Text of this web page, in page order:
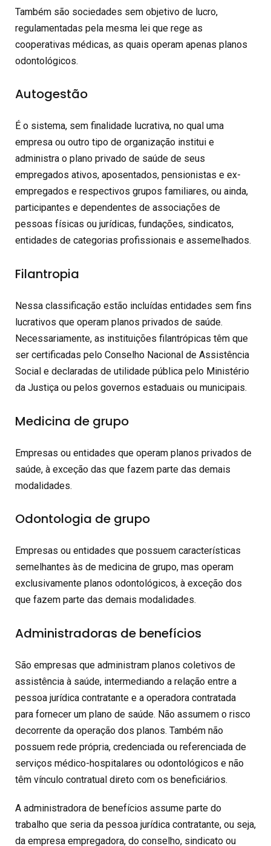
Também são sociedades sem objetivo de lucro,
regulamentadas pela mesma lei que rege as
cooperativas médicas, as quais operam apenas planos
odontológicos.
Autogestão
É o sistema, sem finalidade lucrativa, no qual uma
empresa ou outro tipo de organização institui e
administra o plano privado de saúde de seus
empregados ativos, aposentados, pensionistas e ex-
empregados e respectivos grupos familiares, ou ainda,
participantes e dependentes de associações de
pessoas físicas ou jurídicas, fundações, sindicatos,
entidades de categorias profissionais e assemelhados.
Filantropia
Nessa classificação estão incluídas entidades sem fins
lucrativos que operam planos privados de saúde.
Necessariamente, as instituições filantrópicas têm que
ser certificadas pelo Conselho Nacional de Assistência
Social e declaradas de utilidade pública pelo Ministério
da Justiça ou pelos governos estaduais ou municipais.
Medicina de grupo
Empresas ou entidades que operam planos privados de
saúde, à exceção das que fazem parte das demais
modalidades.
Odontologia de grupo
Empresas ou entidades que possuem características
semelhantes às de medicina de grupo, mas operam
exclusivamente planos odontológicos, à exceção dos
que fazem parte das demais modalidades.
Administradoras de benefícios
São empresas que administram planos coletivos de
assistência à saúde, intermediando a relação entre a
pessoa jurídica contratante e a operadora contratada
para fornecer um plano de saúde. Não assumem o risco
decorrente da operação dos planos. Também não
possuem rede própria, credenciada ou referenciada de
serviços médico-hospitalares ou odontológicos e não
têm vínculo contratual direto com os beneficiários.
A administradora de benefícios assume parte do
trabalho que seria da pessoa jurídica contratante, ou seja,
da empresa empregadora, do conselho, sindicato ou